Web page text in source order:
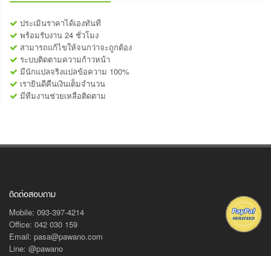
ประเมินราคาได้เองทันที
พร้อมรับงาน 24 ชั่วโมง
สามารถแก้ไขให้จนกว่าจะถูกต้อง
ระบบติดตามความก้าวหน้า
มีนักแปลจริงแปลข้อความ 100%
เรายินดีคืนเงินเต็มจำนวน
มีทีมงานช่วยเหลือติดตาม
ติดต่อสอบถาม
Mobile: 093-397-4214
Office: 042 030 159
Email: pasa@pawano.com
Line: @pawano